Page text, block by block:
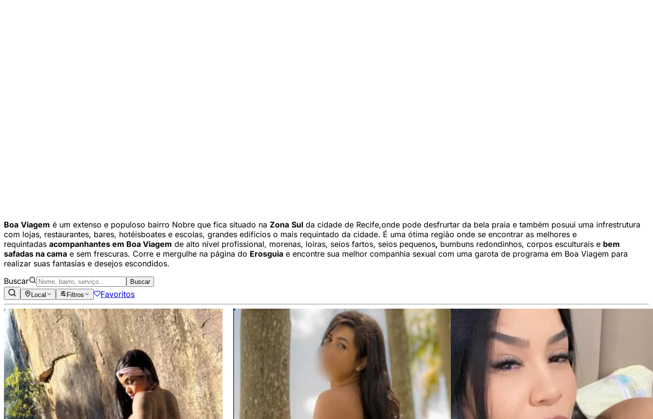
Boa Viagem é um extenso e populoso bairro Nobre que fica situado na Zona Sul da cidade de Recife,onde pode desfrurtar da bela praia e também posuui uma infrestrutura
com lojas, restaurantes, bares, hotéisboates e escolas, grandes edifícios o mais requintado da cidade. É uma ótima região onde se encontrar as melhores e
requintadas acompanhantes em Boa Viagem de alto nível profissional, morenas, loiras, seios fartos, seios pequenos, bumbuns redondinhos, corpos esculturais e bem
safadas na cama e sem frescuras. Corre e mergulhe na página do Erosguia e encontre sua melhor companhia sexual com uma garota de programa em Boa Viagem para
realizar suas fantasias e desejos escondidos.
Buscar
Buscar
Local
Filtros Favoritos